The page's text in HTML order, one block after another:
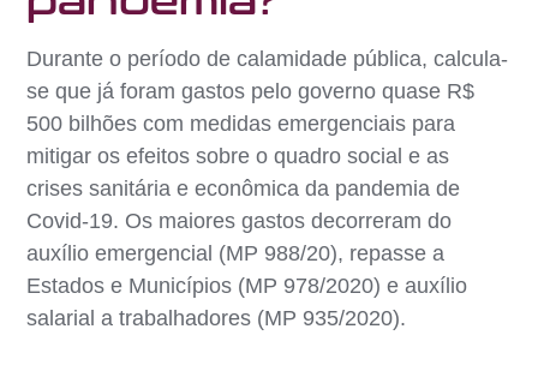
Durante o período de calamidade pública, calcula-
se que já foram gastos pelo governo quase R$
500 bilhões com medidas emergenciais para
mitigar os efeitos sobre o quadro social e as
crises sanitária e econômica da pandemia de
Covid-19. Os maiores gastos decorreram do
auxílio emergencial (MP 988/20), repasse a
Estados e Municípios (MP 978/2020) e auxílio
salarial a trabalhadores (MP 935/2020).